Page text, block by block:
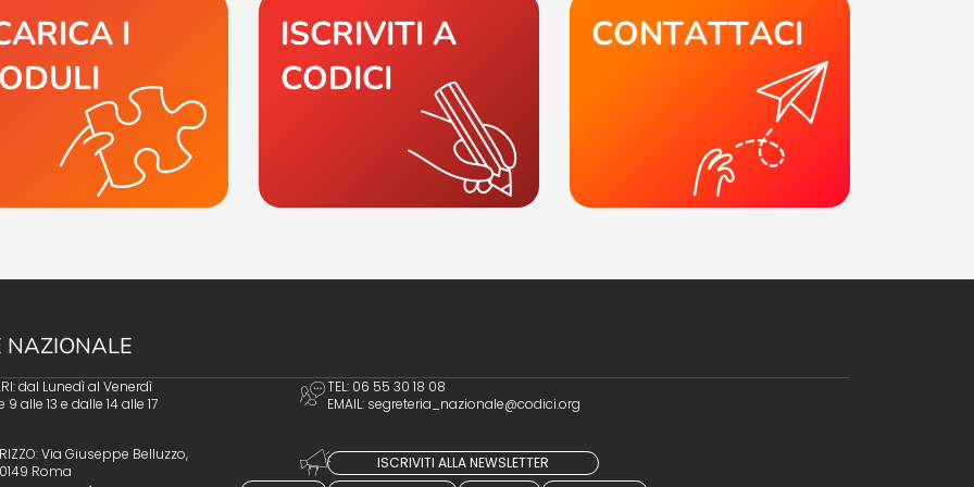
I
ISCRIVITI A
CODICI
CONTATTACI
NAZIONALE
dal Lunedì al Venerdì
9 alle 13 e dalle 14 alle 17
TEL: 06 55 30 18 08
EMAIL: segreteria_nazionale@codici.org
Via Giuseppe Belluzzo,
Roma
ISCRIVITI ALLA NEWSLETTER